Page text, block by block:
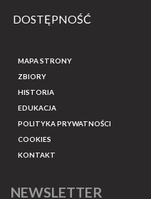
DOSTĘPNOŚĆ
MAPA STRONY
ZBIORY
HISTORIA
EDUKACJA
POLITYKA PRYWATNOŚCI
COOKIES
KONTAKT
NEWSLETTER